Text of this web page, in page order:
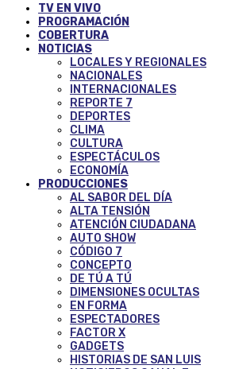
TV EN VIVO
PROGRAMACIÓN
COBERTURA
NOTICIAS
LOCALES Y REGIONALES
NACIONALES
INTERNACIONALES
REPORTE 7
DEPORTES
CLIMA
CULTURA
ESPECTÁCULOS
ECONOMÍA
PRODUCCIONES
AL SABOR DEL DÍA
ALTA TENSIÓN
ATENCIÓN CIUDADANA
AUTO SHOW
CÓDIGO 7
CONCEPTO
DE TÚ A TÚ
DIMENSIONES OCULTAS
EN FORMA
ESPECTADORES
FACTOR X
GADGETS
HISTORIAS DE SAN LUIS